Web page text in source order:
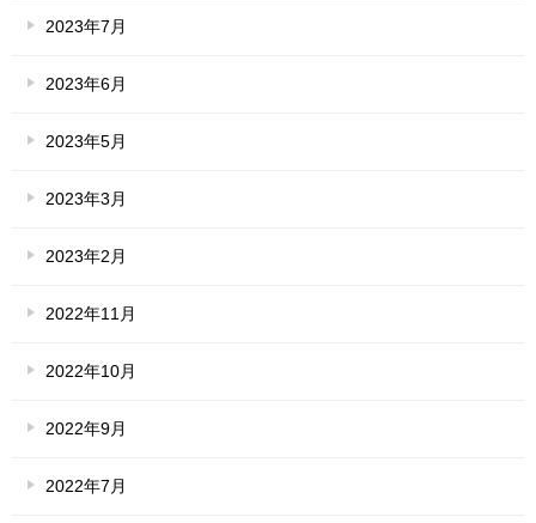
2023年7月
2023年6月
2023年5月
2023年3月
2023年2月
2022年11月
2022年10月
2022年9月
2022年7月